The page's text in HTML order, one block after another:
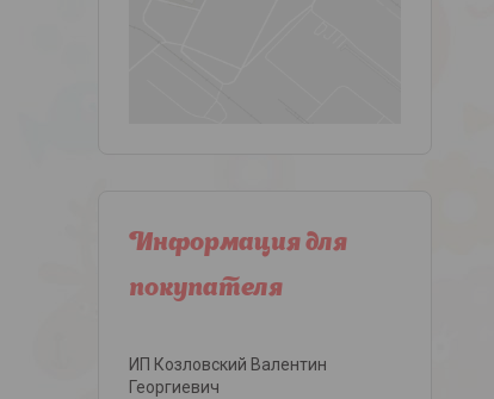
Информация для
покупателя
ИП Козловский Валентин
Георгиевич